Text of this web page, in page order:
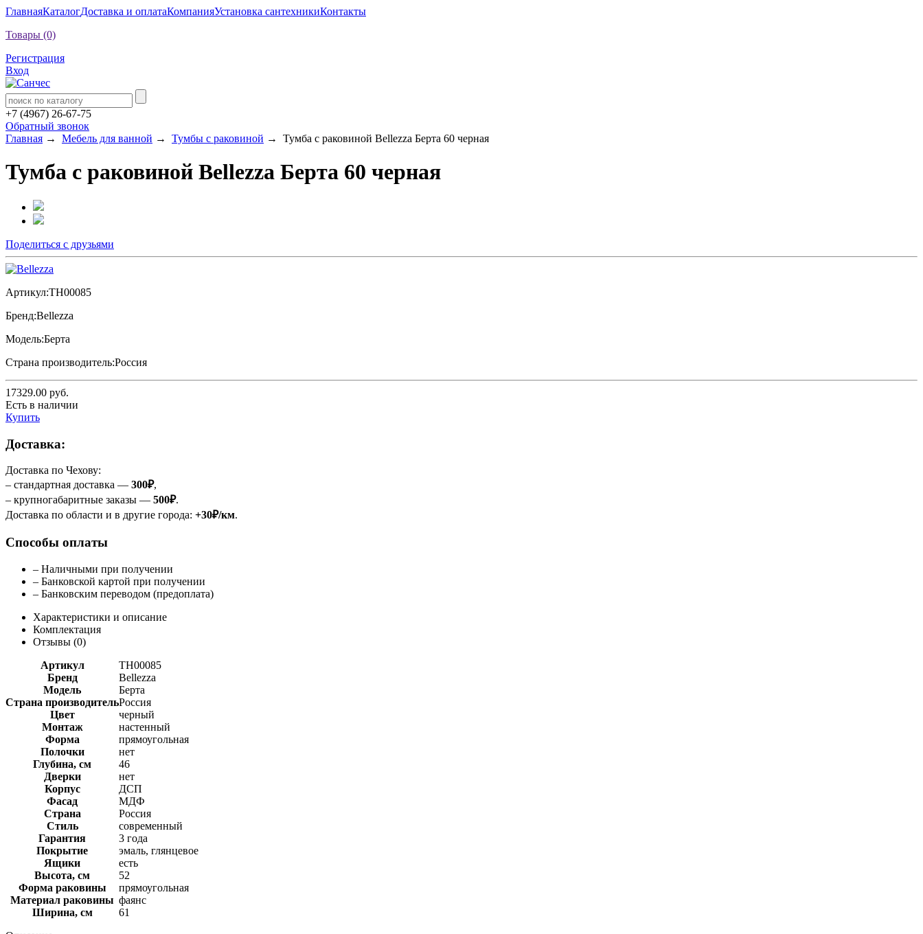
ГлавнаяКаталогДоставка и оплатаКомпанияУстановка сантехникиКонтакты
Товары (0)
Регистрация
Вход
+7 (4967) 26-67-75
Обратный звонок
Главная → Мебель для ванной → Тумбы с раковиной → Тумба с раковиной Bellezza Берта 60 черная
Тумба с раковиной Bellezza Берта 60 черная
Поделиться с друзьями
Артикул:ТН00085
Бренд:Bellezza
Модель:Берта
Страна производитель:Россия
17329.00 руб.
Есть в наличии
Купить
Доставка:
Доставка по Чехову:
– стандартная доставка — 300₽,
– крупногабаритные заказы — 500₽.
Доставка по области и в другие города: +30₽/км.
Способы оплаты
– Наличными при получении
– Банковской картой при получении
– Банковским переводом (предоплата)
Характеристики и описание
Комплектация
Отзывы (0)
Артикул
ТН00085
Бренд
Bellezza
Модель
Берта
Страна производительРоссия
Цвет
черный
Монтаж
настенный
Форма
прямоугольная
Полочки
нет
Глубина, см
46
Дверки
нет
Корпус
ДСП
Фасад
МДФ
Страна
Россия
Стиль
современный
Гарантия
3 года
Покрытие
эмаль, глянцевое
Ящики
есть
Высота, см
52
Форма раковины
прямоугольная
Материал раковины фаянс
Ширина, см
61